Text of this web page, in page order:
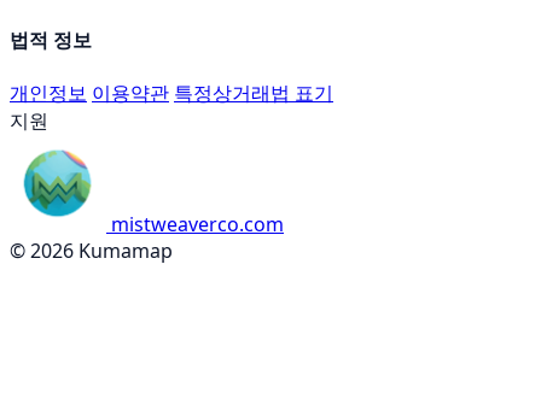
법적 정보
개인정보 이용약관 특정상거래법 표기
지원
mistweaverco.com
© 2026 Kumamap